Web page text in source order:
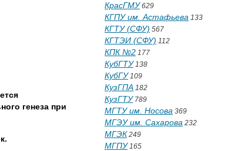
генеза при
КрасГМУ629
КГПУ им. Астафьева 133
КГТУ (СФУ) 567
КГТЭИ (СФУ) 112
КПК №2 177
КубГТУ138
КубГУ109
КузГПА 182
КузГТУ789
МГТУ им. Носова 369
МГЭУ им. Сахарова 232
МГЭК 249
МГПУ165